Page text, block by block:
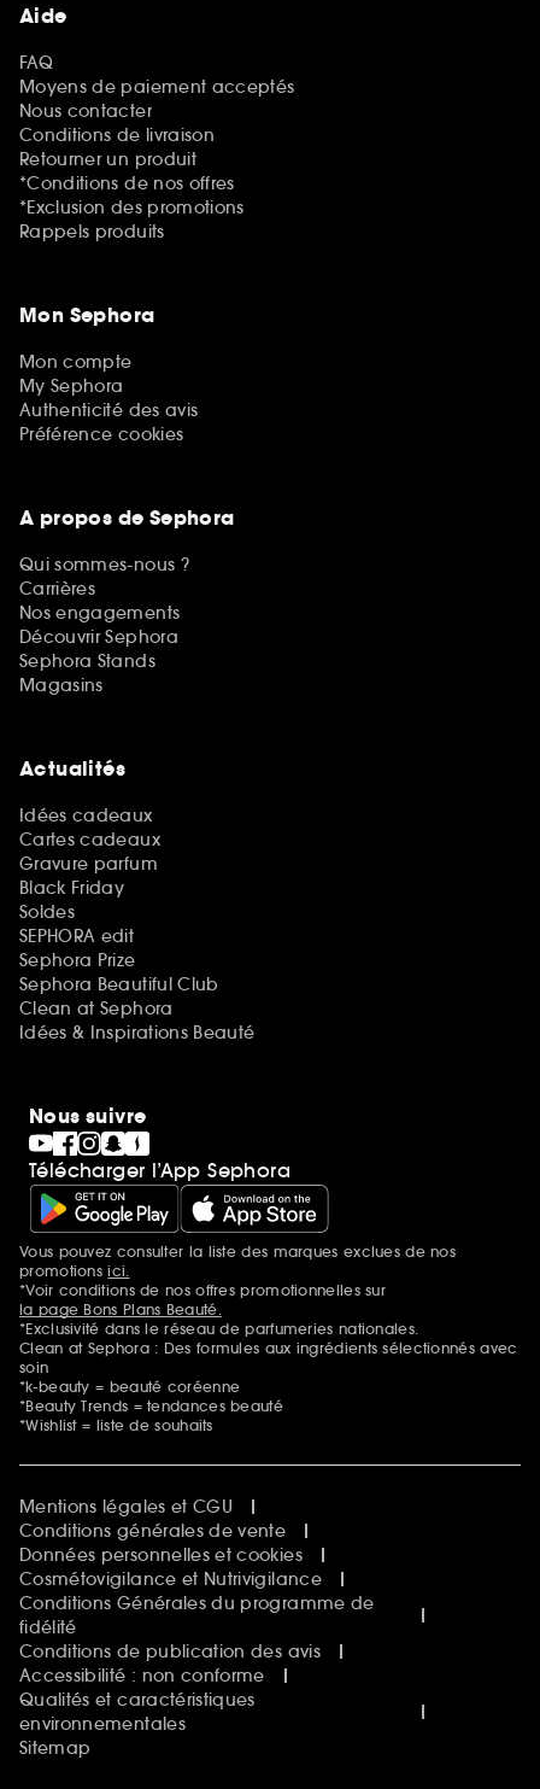
Aide
FAQ
Moyens de paiement acceptés
Nous contacter
Conditions de livraison
Retourner un produit
*Conditions de nos offres
*Exclusion des promotions
Rappels produits
Mon Sephora
Mon compte
My Sephora
Authenticité des avis
Préférence cookies
A propos de Sephora
Qui sommes-nous ?
Carrières
Nos engagements
Découvrir Sephora
Sephora Stands
Magasins
Actualités
Idées cadeaux
Cartes cadeaux
Gravure parfum
Black Friday
Soldes
SEPHORA edit
Sephora Prize
Sephora Beautiful Club
Clean at Sephora
Idées & Inspirations Beauté
Nous suivre
Télécharger l’App Sephora
Mentions additionnelles
Vous pouvez consulter la liste des marques exclues de nos
promotionsici.
*Voir conditions de nos offres promotionnelles sur
la page Bons Plans Beauté.
*Exclusivité dans le réseau de parfumeries nationales.
Clean at Sephora : Des formules aux ingrédients sélectionnés avec
soin
*k-beauty = beauté coréenne
*Beauty Trends = tendances beauté
*Wishlist = liste de souhaits
Mentions légales et CGU
Conditions générales de vente
Données personnelles et cookies
Cosmétovigilance et Nutrivigilance
Conditions Générales du programme de
fidélité
Conditions de publication des avis
Accessibilité : non conforme
Qualités et caractéristiques
environnementales
Sitemap